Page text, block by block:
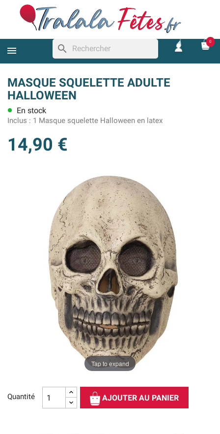
search
0
MASQUE SQUELETTE ADULTE
HALLOWEEN
lens En stock
Inclus : 1 Masque squelette Halloween en latex
14,90 €
Tap to expand
Quantité AJOUTER AU PANIER